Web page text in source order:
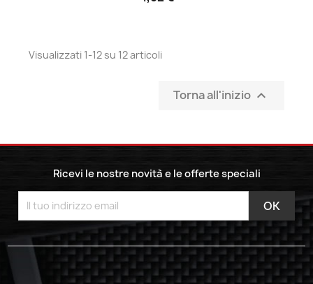
Visualizzati 1-12 su 12 articoli
Torna all'inizio 
Ricevi le nostre novità e le offerte speciali